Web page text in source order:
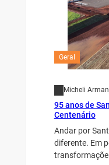
Geral
Micheli
95 anos de
Centenário
Andar por
diferente. Em